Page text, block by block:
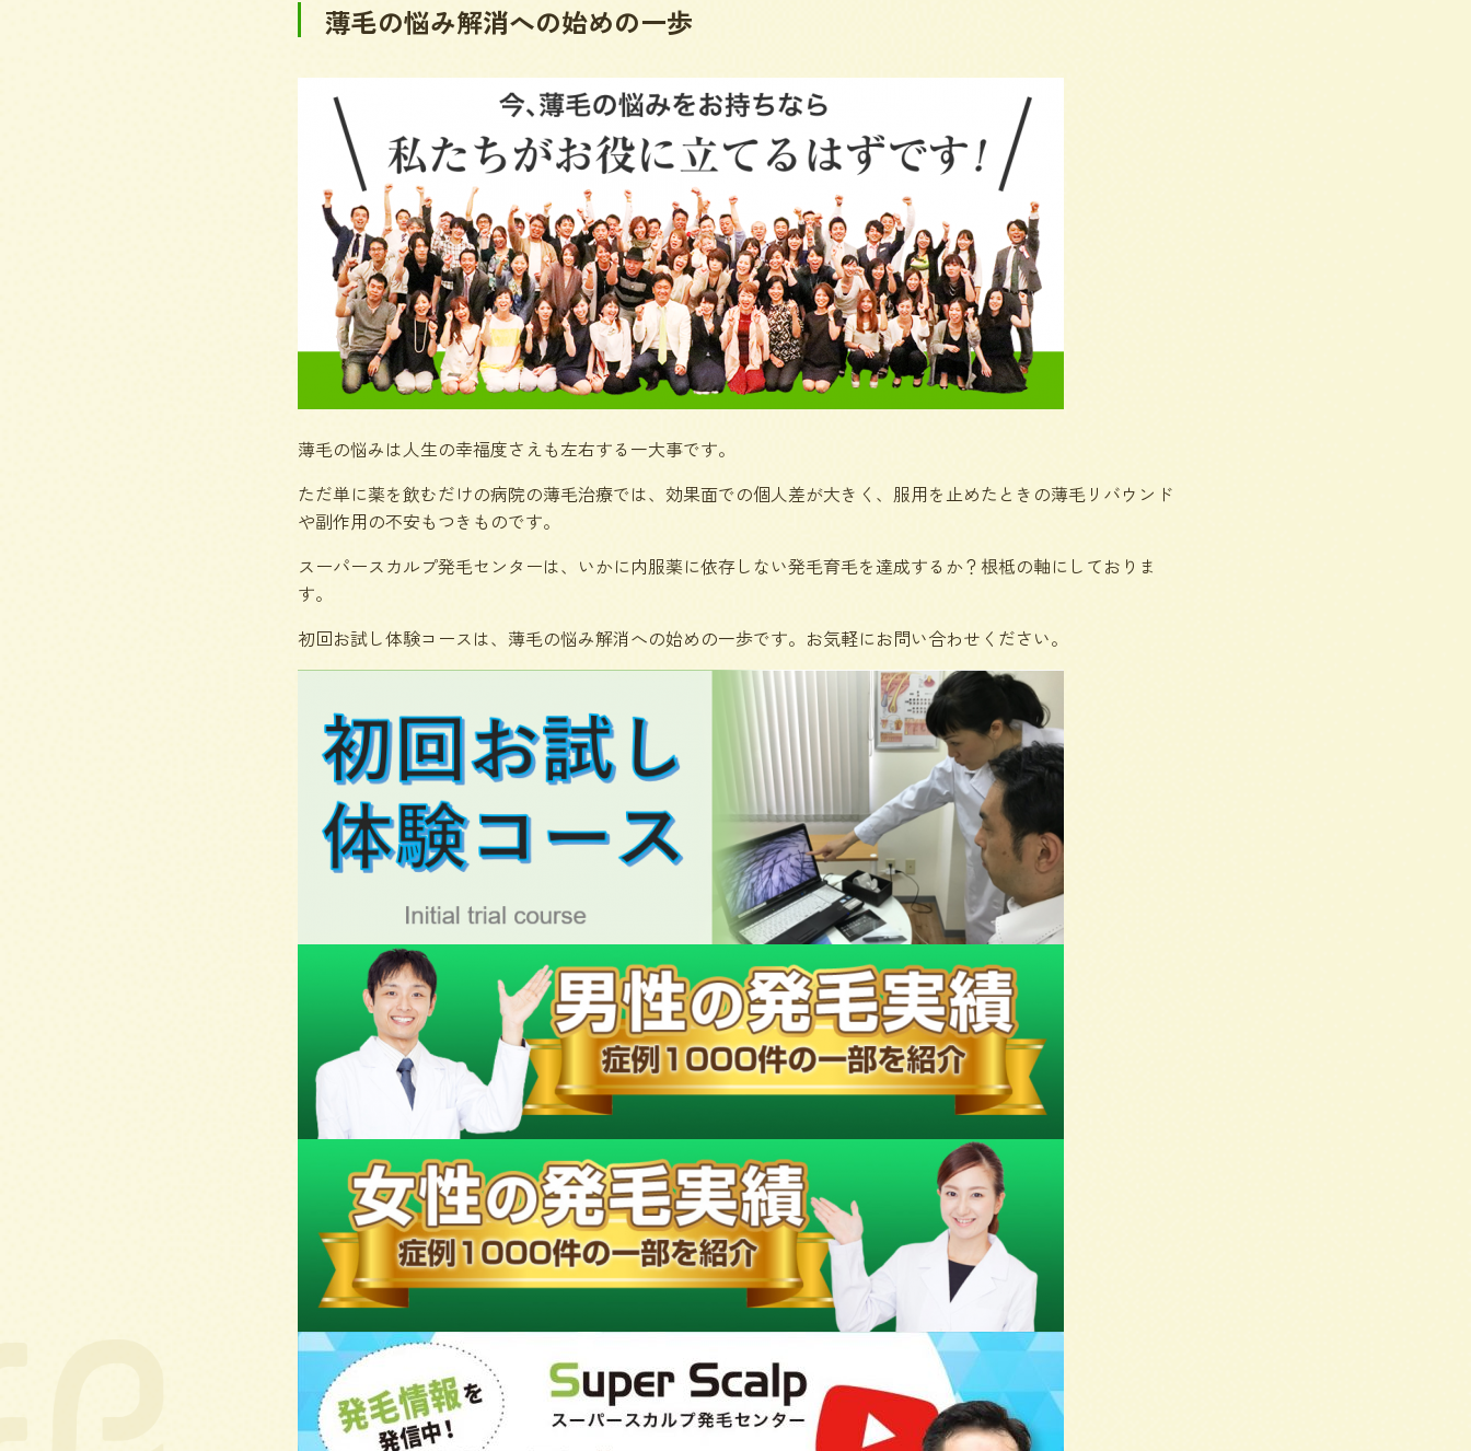
薄毛の悩み解消への始めの一歩
薄毛の悩みは人生の幸福度さえも左右する一大事です。
ただ単に薬を飲むだけの病院の薄毛治療では、効果面での個人差が大きく、服用を止めたときの薄毛リバウンド
や副作用の不安もつきものです。
スーパースカルプ発毛センターは、いかに内服薬に依存しない発毛育毛を達成するか？根柢の軸にしておりま
す。
初回お試し体験コースは、薄毛の悩み解消への始めの一歩です。お気軽にお問い合わせください。